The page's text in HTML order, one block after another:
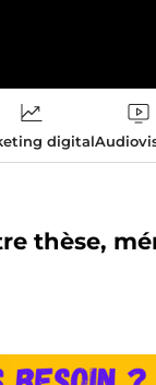
digital
thèse,